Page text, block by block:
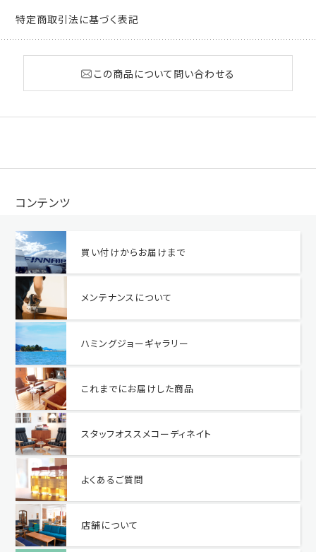
特定商取引法に基づく表記
この商品について問い合わせる
コンテンツ
買い付けからお届けまで
メンテナンスについて
ハミングジョーギャラリー
これまでにお届けした商品
スタッフオススメコーディネイト
よくあるご質問
店舗について